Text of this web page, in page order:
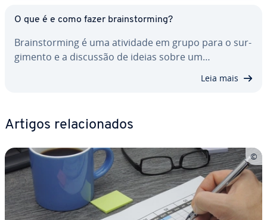
O que é e como fazer brains­tor­ming?
Brains­tor­ming é uma atividade em grupo para o sur­
gi­mento e a discussão de ideias sobre um…
Leia mais
Artigos re­la­ci­o­na­dos